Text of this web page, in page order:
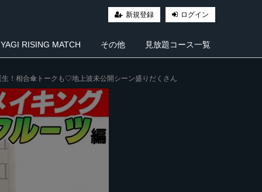
新規登録 ログイン
RISING MATCH その他 見放題コース一覧
！相合傘トークも♡地上波未公開シーン盛りだくさん